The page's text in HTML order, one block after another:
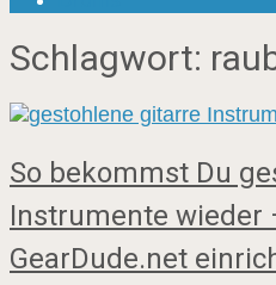
Schlagwort:
So bekommst Du
Instrumente wieder
GearDude.net